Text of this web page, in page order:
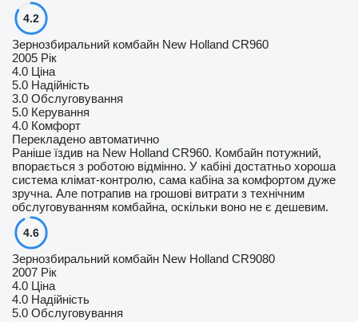
4.2
Зернозбиральний комбайн New Holland CR960
2005 Рік
4.0 Ціна
5.0 Надійність
3.0 Обслуговування
5.0 Керування
4.0 Комфорт
Перекладено автоматично
Раніше їздив на New Holland CR960. Комбайн потужний,
впорається з роботою відмінно. У кабіні достатньо хороша
система клімат-контролю, сама кабіна за комфортом дуже
зручна. Але потрапив на грошові витрати з технічним
обслуговуванням комбайна, оскільки воно не є дешевим.
4.6
Зернозбиральний комбайн New Holland CR9080
2007 Рік
4.0 Ціна
4.0 Надійність
5.0 Обслуговування